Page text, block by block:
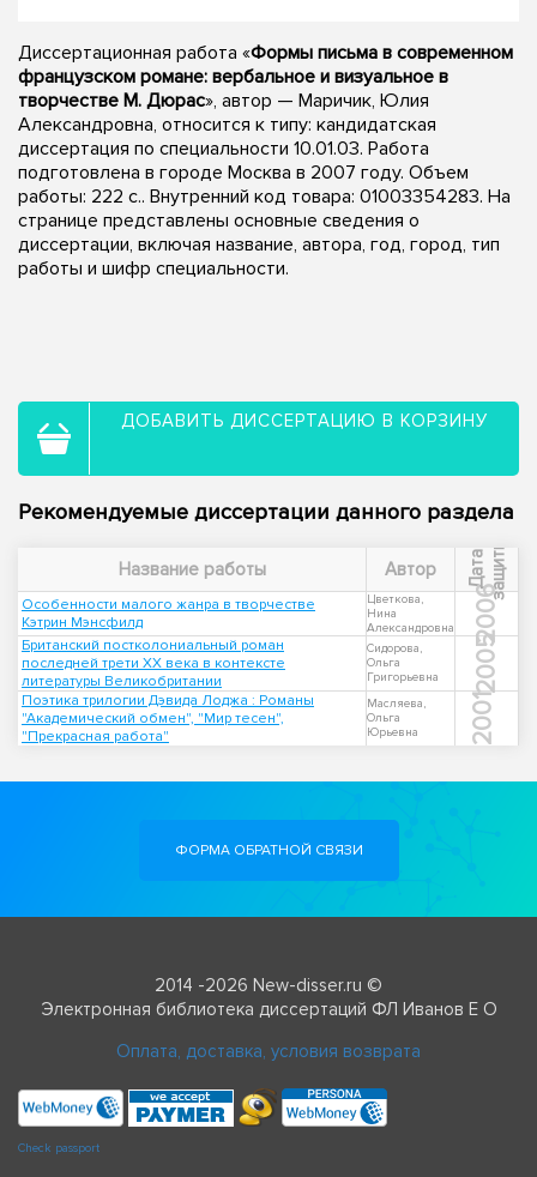
Диссертационная работа «Формы письма в современном
французском романе: вербальное и визуальное в
творчестве М. Дюрас», автор — Маричик, Юлия
Александровна, относится к типу: кандидатская
диссертация по специальности 10.01.03. Работа
подготовлена в городе Москва в 2007 году. Объем
работы: 222 с.. Внутренний код товара: 01003354283. На
странице представлены основные сведения о
диссертации, включая название, автора, год, город, тип
работы и шифр специальности.
ДОБАВИТЬ ДИССЕРТАЦИЮ В КОРЗИНУ
Рекомендуемые диссертации данного раздела
Название работы Автор Д
а
т
а
з
а
щ
и
ты
Особенности малого жанра в творчестве
Кэтрин Мэнсфилд
Цветкова,
Нина
Александровна
2006
Британский постколониальный роман
последней трети XX века в контексте
литературы Великобритании
Сидорова,
Ольга
Григорьевна
2005
Поэтика трилогии Дэвида Лоджа : Романы
"Академический обмен", "Мир тесен",
"Прекрасная работа"
Масляева,
Ольга
Юрьевна
2001
ФОРМА ОБРАТНОЙ СВЯЗИ
2014 -2026 New-disser.ru ©
Электронная библиотека диссертаций ФЛ Иванов Е О
Оплата, доставка, условия возврата
Check passport